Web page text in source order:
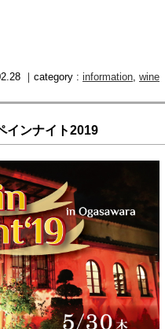
｜category : information, wine
インナイト2019